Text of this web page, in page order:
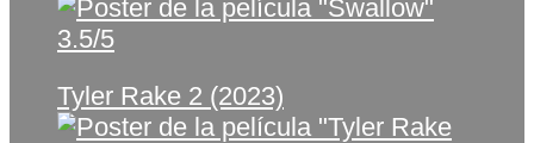
3.5/5
Tyler Rake 2 (2023)